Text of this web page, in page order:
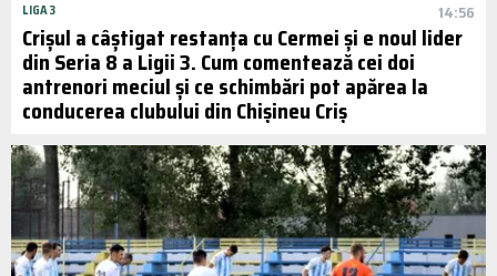
LIGA 3 14:56
Crișul a câștigat restanța cu Cermei și e noul lider
din Seria 8 a Ligii 3. Cum comentează cei doi
antrenori meciul și ce schimbări pot apărea la
conducerea clubului din Chișineu Criș